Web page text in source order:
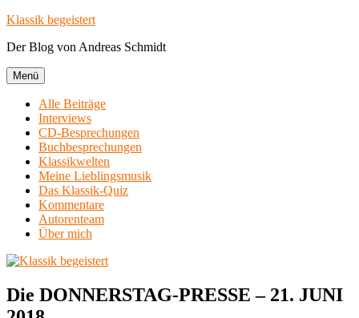
Zum
springen
Klassik begeistert
Der Blog von Andreas Schmidt
Menü
Alle Beiträge
Interviews
CD-Besprechungen
Buchbesprechungen
Klassikwelten
Meine Lieblingsmusik
Das Klassik-Quiz
Kommentare
Autorenteam
Über mich
Die DONNERSTAG-PRESSE – 21. JUNI